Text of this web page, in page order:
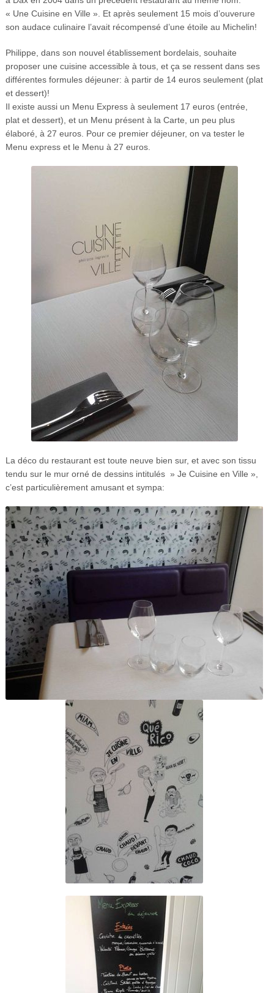
« Une Cuisine en Ville ». Et après seulement 15 mois d’ouverure
son audace culinaire l’avait récompensé d’une étoile au Michelin!
Philippe, dans son nouvel établissement bordelais, souhaite
proposer une cuisine accessible à tous, et ça se ressent dans ses
différentes formules déjeuner: à partir de 14 euros seulement (plat
et dessert)!
Il existe aussi un Menu Express à seulement 17 euros (entrée,
plat et dessert), et un Menu présent à la Carte, un peu plus
élaboré, à 27 euros. Pour ce premier déjeuner, on va tester le
Menu express et le Menu à 27 euros.
La déco du restaurant est toute neuve bien sur, et avec son tissu
tendu sur le mur orné de dessins intitulés » Je Cuisine en Ville »,
c’est particulièrement amusant et sympa: